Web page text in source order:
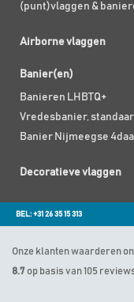
(punt)vlaggen &
Airborne vlaggen
Banier(en)
Banieren LHBTQ+
Vredesbanier,
Banier Nijmeegse
Decoratieve vlaggen
BEL: +31 26 35 15 313
Onze klanten waarderen
8.7 op basis van 105